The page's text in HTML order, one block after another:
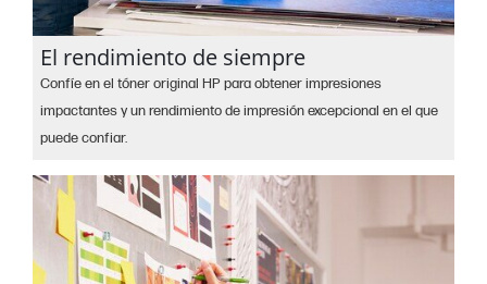
El rendimiento de siempre
Confíe en el tóner original HP para obtener impresiones
impactantes y un rendimiento de impresión excepcional en el que
puede confiar.